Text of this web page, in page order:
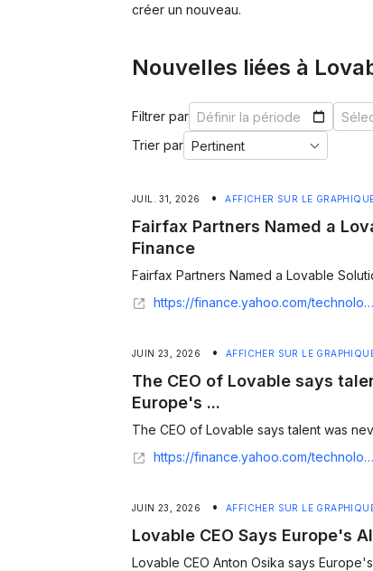
créer un nouveau.
Nouvelles liées à
Filtrer par
Trier par
JUIL. 31, 2026 • AFFICHER SUR LE
Fairfax Partners Named a
Finance
Fairfax Partners Named a Lovable
https://finance.yahoo.com/technology/articles/fairfax-partners-named-lovable-solution-140000849.html
JUIN 23, 2026 • AFFICHER SUR LE
The CEO of Lovable says
Europe's ...
The CEO of Lovable says talent was
https://finance.yahoo.com/technology/ai/articles/ceo-lovable-says-talent-never-150423716.html
JUIN 23, 2026 • AFFICHER SUR LE
Lovable CEO Says Europe's
Lovable CEO Anton Osika says